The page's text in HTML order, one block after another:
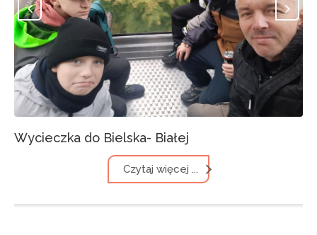
Wycieczka do Bielska- Białej
Czytaj więcej ...